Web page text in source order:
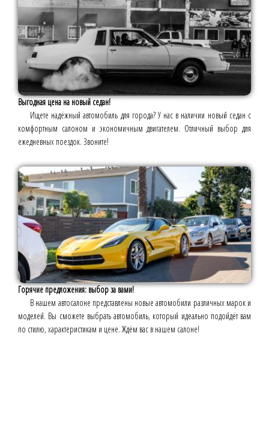
Выгодная цена на новый седан!
Ищете надёжный автомобиль для города? У нас в наличии новый седан с
комфортным салоном и экономичным двигателем. Отличный выбор для
ежедневных поездок. Звоните!
Горячие предложения: выбор за вами!
В нашем автосалоне представлены новые автомобили различных марок и
моделей. Вы сможете выбрать автомобиль, который идеально подойдёт вам
по стилю, характеристикам и цене. Ждём вас в нашем салоне!